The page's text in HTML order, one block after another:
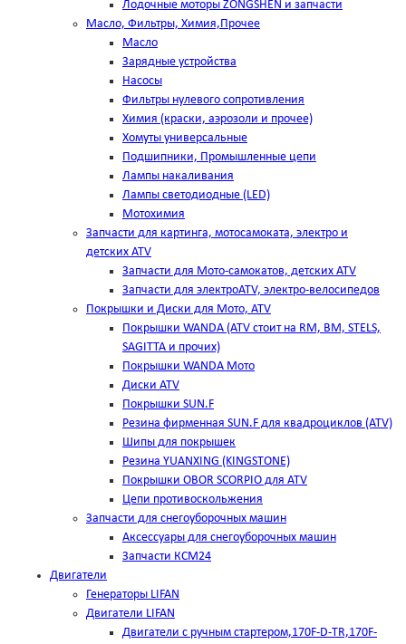
Лодочные моторы ZONGSHEN и запчасти
Масло, Фильтры, Химия,Прочее
Масло
Зарядные устройства
Насосы
Фильтры нулевого сопротивления
Химия (краски, аэрозоли и прочее)
Хомуты универсальные
Подшипники, Промышленные цепи
Лампы накаливания
Лампы светодиодные (LED)
Мотохимия
Запчасти для картинга, мотосамоката, электро и
детских ATV
Запчасти для Мото-самокатов, детских ATV
Запчасти для электроATV, электро-велосипедов
Покрышки и Диски для Мото, ATV
Покрышки WANDA (АТV стоит на RM, BM, STELS,
SAGITTA и прочих)
Покрышки WANDA Мото
Диски ATV
Покрышки SUN.F
Резина фирменная SUN.F для квадроциклов (АТV)
Шипы для покрышек
Резина YUANXING (KINGSTONE)
Покрышки OBOR SCORPIO для ATV
Цепи противоскольжения
Запчасти для снегоуборочных машин
Аксессуары для снегоуборочных машин
Запчасти КСМ24
Двигатели
Генераторы LIFAN
Двигатели LIFAN
Двигатели с ручным стартером,170F-D-TR,170F-